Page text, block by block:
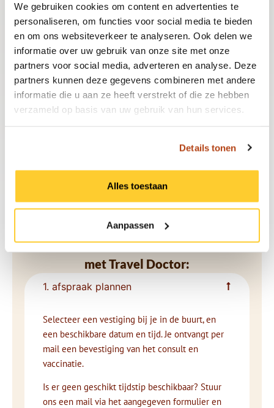
We gebruiken cookies om content en advertenties te
personaliseren, om functies voor social media te bieden
en om ons websiteverkeer te analyseren. Ook delen we
informatie over uw gebruik van onze site met onze
partners voor social media, adverteren en analyse. Deze
partners kunnen deze gegevens combineren met andere
informatie die u aan ze heeft verstrekt of die ze hebben
verzameld op basis van uw gebruik van hun services.
Details tonen
Alles toestaan
Aanpassen
goed voorbereid en gezond op reis gaat, met
persoonlijk advies en snelle service. Zo kun je
met een gerust hart genieten van je avonturen
tijdens je reis.
In 3 makkelijke stappen veilig op reis
met Travel Doctor:
1. afspraak plannen
Selecteer een vestiging bij je in de buurt, en
een beschikbare datum en tijd. Je ontvangt per
mail een bevestiging van het consult en
vaccinatie.
Is er geen geschikt tijdstip beschikbaar? Stuur
ons een mail via het aangegeven formulier en